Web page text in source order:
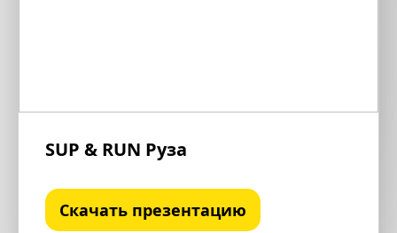
SUP & RUN Руза
Скачать презентацию